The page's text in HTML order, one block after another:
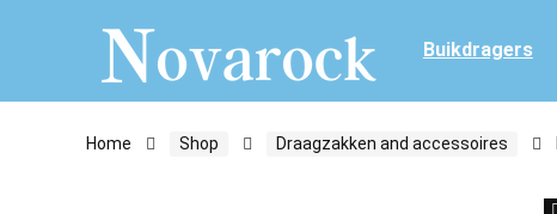
Buikdragers
Home Shop Draagzakken and accessoires